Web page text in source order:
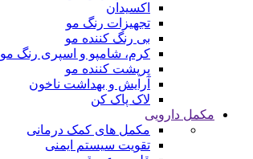
اکسیدان
تجهیزات رنگ مو
بی رنگ کننده مو
کرم، شامپو و اسپری رنگ مو
پرپشت کننده مو
آرایش و بهداشت ناخون
لاک پاک کن
مکمل دارویی
مکمل های کمک درمانی
تقویت سیستم ایمنی